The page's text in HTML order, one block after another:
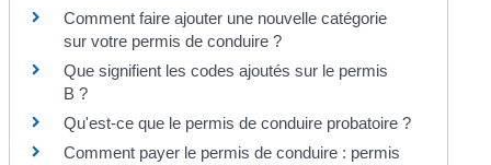
Comment faire ajouter une nouvelle catégorie
sur votre permis de conduire ?
Que signifient les codes ajoutés sur le permis
B ?
Qu'est-ce que le permis de conduire probatoire ?
Comment payer le permis de conduire : permis